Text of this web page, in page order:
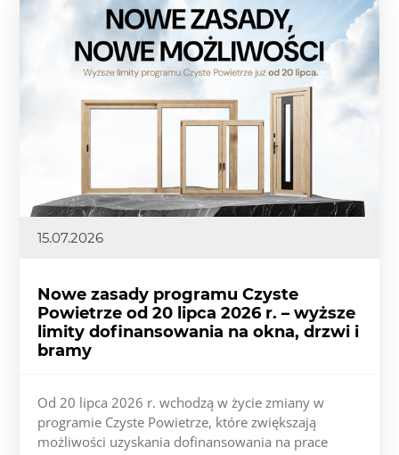
15.07.2026
Nowe zasady programu Czyste
Powietrze od 20 lipca 2026 r. – wyższe
limity dofinansowania na okna, drzwi i
bramy
Od 20 lipca 2026 r. wchodzą w życie zmiany w
programie Czyste Powietrze, które zwiększają
możliwości uzyskania dofinansowania na prace